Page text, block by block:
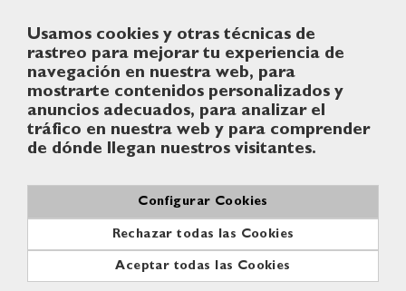
Usamos cookies y otras técnicas de
rastreo para mejorar tu experiencia de
navegación en nuestra web, para
mostrarte contenidos personalizados y
anuncios adecuados, para analizar el
tráfico en nuestra web y para comprender
de dónde llegan nuestros visitantes.
Configurar Cookies
Rechazar todas las Cookies
Aceptar todas las Cookies
Portal de la Diputación de León
Sede Electrónica de la Diputación de León
Punto de acceso general de la Diputación de León
Síguenos
© Diputación de León
Contacto
Aviso legal
Política de cookies